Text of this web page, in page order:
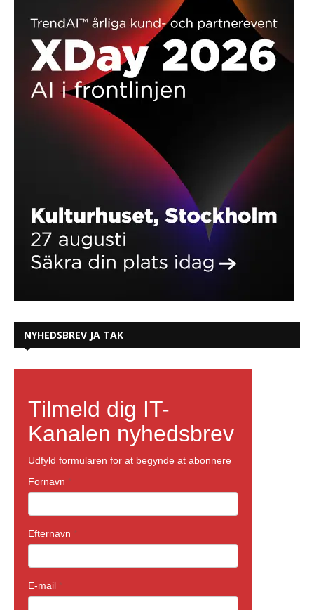
NYHEDSBREV JA TAK